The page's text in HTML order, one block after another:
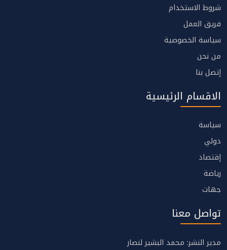
شروط الاستخدام
فريق العمل
سياسة الخصوصية
من نحن
إتصل بنا
الاقسام الرئيسية
سياسة
دولي
إقتصاد
رياضة
جهات
تواصل معنا
مدير النشر: محمد البشير لنصار